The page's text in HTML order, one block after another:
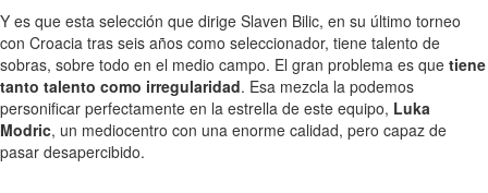
Y es que esta selección que dirige Slaven Bilic, en su último torneo
con Croacia tras seis años como seleccionador, tiene talento de
sobras, sobre todo en el medio campo. El gran problema es que tiene
tanto talento como irregularidad. Esa mezcla la podemos
personificar perfectamente en la estrella de este equipo, Luka
Modric, un mediocentro con una enorme calidad, pero capaz de
pasar desapercibido.